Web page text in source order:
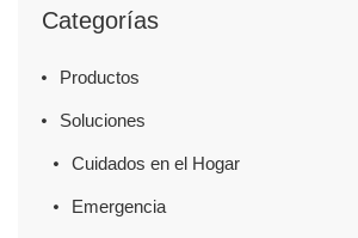
Categorías
Productos
Soluciones
Cuidados en el Hogar
Emergencia